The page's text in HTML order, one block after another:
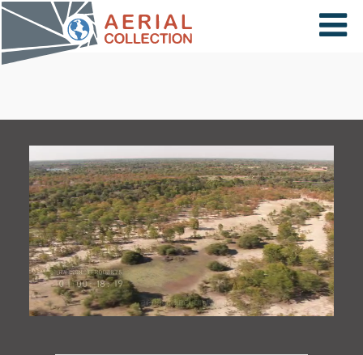
×
PAYS
CARTE
COLLECTIONS